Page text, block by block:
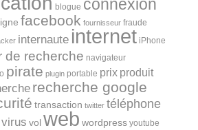
blogue connexion
facebook fournisseur fraude
internaute internet iPhone
de recherche navigateur
pirate plugin portable prix produit
recherche google
transaction twitter téléphone
virus vol web wordpress youtube